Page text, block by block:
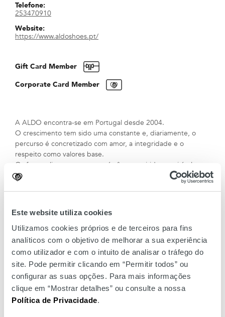
Este website utiliza cookies
Utilizamos cookies próprios e de terceiros para fins
analíticos com o objetivo de melhorar a sua experiência
como utilizador e com o intuito de analisar o tráfego do
site. Pode permitir clicando em “Permitir todos” ou
configurar as suas opções. Para mais informações
clique em “Mostrar detalhes” ou consulte a nossa
Política de Privacidade.
Telefone:
253470910
Website:
https://www.aldoshoes.pt/
Gift Card Member
Corporate Card Member
A ALDO encontra-se em Portugal desde 2004.
O crescimento tem sido uma constante e, diariamente, o
percurso é concretizado com amor, a integridade e o
respeito como valores base.
Os fortes alicerces que possuí, têm permitido um visível
desenvolvimento e, hoje em dia, a ALDO está presente em